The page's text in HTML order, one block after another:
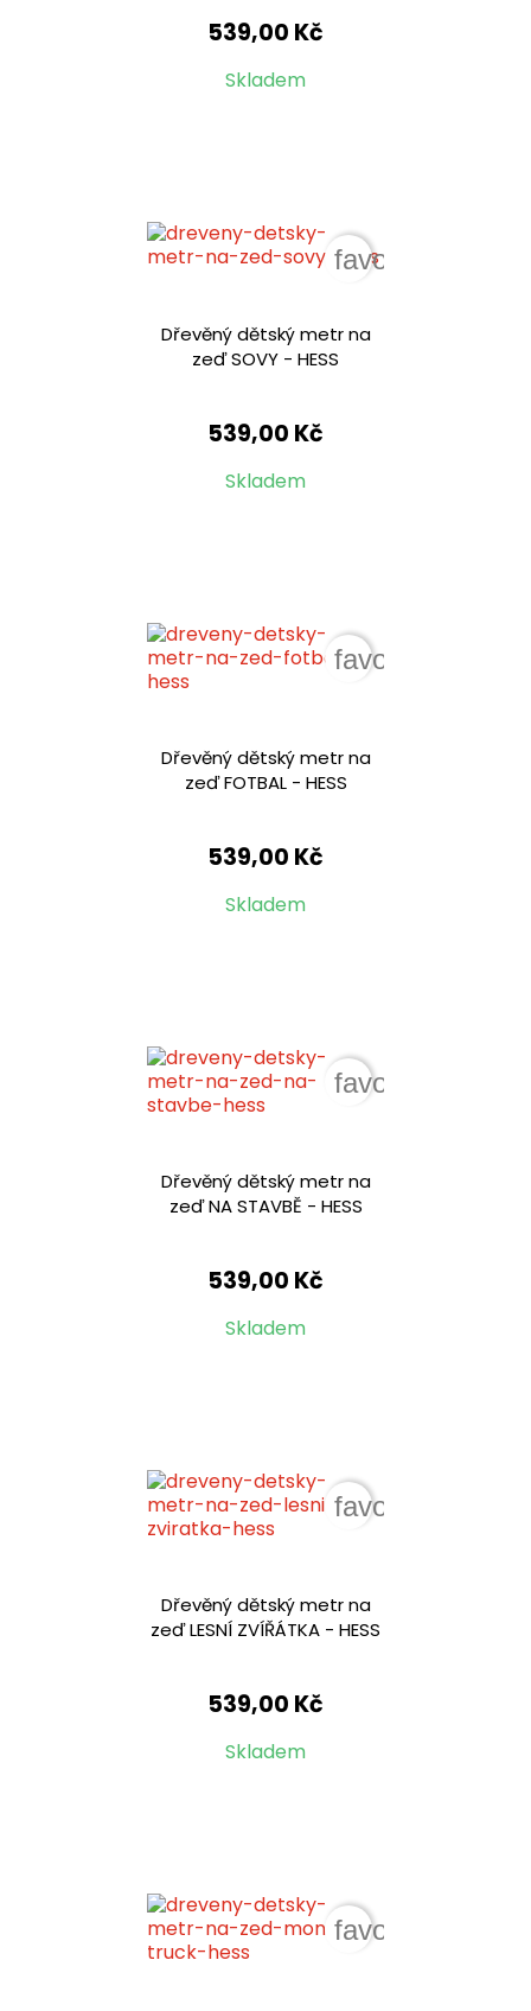
539,00 Kč
Skladem
Dřevěný dětský metr na
zeď SOVY - HESS
539,00 Kč
Skladem
favorite_border
Dřevěný dětský metr na
zeď FOTBAL - HESS
539,00 Kč
Skladem
favorite_border
Dřevěný dětský metr na
zeď NA STAVBĚ - HESS
539,00 Kč
Skladem
favorite_border
Dřevěný dětský metr na
zeď LESNÍ ZVÍŘÁTKA - HESS
539,00 Kč
Skladem
favorite_border
favorite_border